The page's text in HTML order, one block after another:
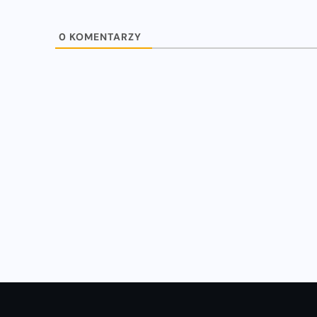
0 KOMENTARZY
WIADOMOŚCI